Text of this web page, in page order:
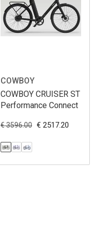
COWBOY
COWBOY CRUISER ST
Performance Connect
€ 3596.00 € 2517.20